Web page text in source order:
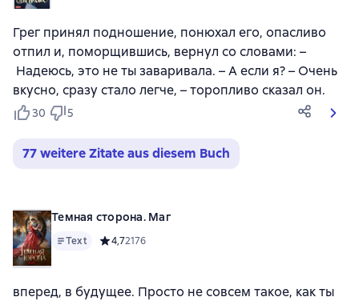
Грег принял подношение, понюхал его, опасливо
отпил и, поморщившись, вернул со словами: –
Надеюсь, это не ты заваривала. – А если я? – Очень
вкусно, сразу стало легче, – торопливо сказал он.
30 5
77 weitere Zitate aus diesem Buch
Темная сторона. Маг
Text Средний рейтинг 4,7 на основе 2176 оценок
4,72176
вперед, в будущее. Просто не совсем такое, как ты